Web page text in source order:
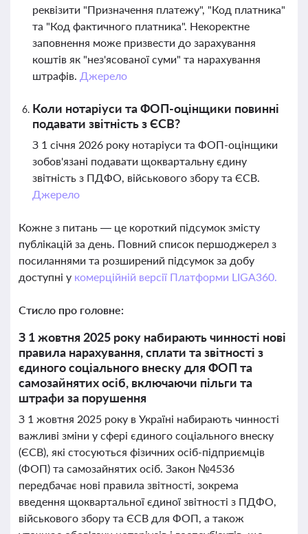
реквізити "Призначення платежу", "Код платника"
та "Код фактичного платника". Некоректне
заповнення може призвести до зарахування
коштів як "нез'ясованої суми" та нарахування
штрафів. Джерело
Коли нотаріуси та ФОП-оцінщики повинні
подавати звітність з ЄСВ?
З 1 січня 2026 року нотаріуси та ФОП-оцінщики
зобов'язані подавати щоквартальну єдину
звітність з ПДФО, військового збору та ЄСВ.
Джерело
Кожне з питань — це короткий підсумок змісту
публікацій за день. Повний список першоджерел з
посиланнями та розширений підсумок за добу
доступні у комерційній версії Платформи LIGA360.
Стисло про головне:
З 1 жовтня 2025 року набирають чинності нові
правила нарахування, сплати та звітності з
єдиного соціального внеску для ФОП та
самозайнятих осіб, включаючи пільги та
штрафи за порушення
З 1 жовтня 2025 року в Україні набирають чинності
важливі зміни у сфері єдиного соціального внеску
(ЄСВ), які стосуються фізичних осіб-підприємців
(ФОП) та самозайнятих осіб. Закон №4536
передбачає нові правила звітності, зокрема
введення щоквартальної єдиної звітності з ПДФО,
військового збору та ЄСВ для ФОП, а також